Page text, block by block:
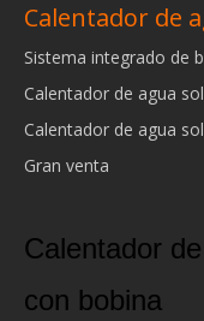
Calentador de
Sistema integrado de
Calentador de agua
Calentador de agua
Gran venta
Calentador
con bobina